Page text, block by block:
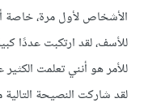
الأشخاص لأول مرة، خاصة
للأسف، لقد ارتكبت عددًا
للأمر هو أنني تعلمت
لقد شاركت النصيحة